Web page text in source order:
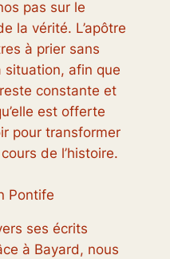
pas sur le
la vérité. L’apôtre
à prier sans
situation, afin que
constante et
est offerte
pour transformer
de l’histoire.
Pontife
ses écrits
à Bayard, nous